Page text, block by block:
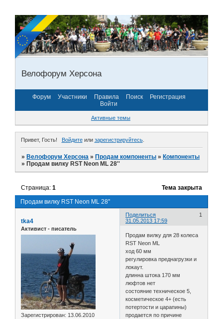
Велофорум Херсона
Форум Участники Правила Поиск
Регистрация
Войти
Активные темы
Привет, Гость! Войдитеили зарегистрируйтесь.
»Велофорум Херсона »Продам компоненты »Компоненты
»Продам вилку RST Neon ML 28''
Продам вилку RST Neon ML 28''
Страница:1 Тема закрыта
Поделиться
1
31.05.2013 17:59
tka4
Активист - писатель
Зарегистрирован: 13.06.2010
Продам вилку для 28 колеса
RST Neon ML
ход 60 мм
регулировка преднагрузки и
локаут.
длинна штока 170 мм
люфтов нет
состояние техническое 5,
косметическое 4+ (есть
потертости и царапины)
продается по причине